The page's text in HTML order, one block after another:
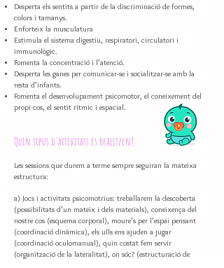
Desperta els sentits a partir de la discriminació de formes,
colors i tamanys.
Enforteix la musculatura
Estimula el sistema digestiu, respiratori, circulatori i
immunològic.
Fomenta la concentració i l’atenció.
Desperta les ganes per comunicar-se i socialitzar-se amb la
resta d’infants.
Fomenta el desenvolupament psicomotor, el coneixement del
propi cos, el sentit rítmic i espacial.
Quin tipus d'activitats es realitzen?
Les sessions que durem a terme sempre seguiran la mateixa
estructura:
a) Jocs i activitats psicomotrius: treballarem la descoberta
(possibilitats d'un mateix i dels materials), coneixença del
nostre cos (esquema corporal), moure's per l'espai pensant
(coordinació dinàmica), els ulls ens ajuden a jugar
(coordinació oculomanual), quin costat fem servir
(organització de la lateralitat), on sóc? (estructuració de